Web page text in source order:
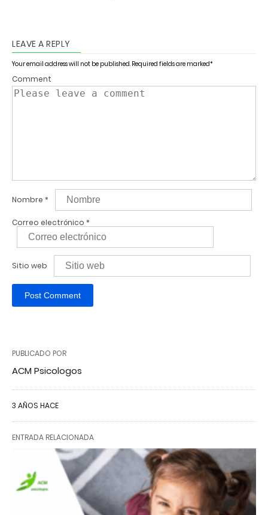
LEAVE A REPLY
Your email address will not be published. Required fields are marked*
Comment
Nombre *
Correo electrónico *
Sitio web
PUBLICADO POR
ACM Psicologos
3 AÑOS HACE
ENTRADA RELACIONADA